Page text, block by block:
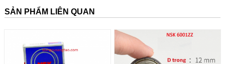
SẢN PHẨM LIÊN QUAN